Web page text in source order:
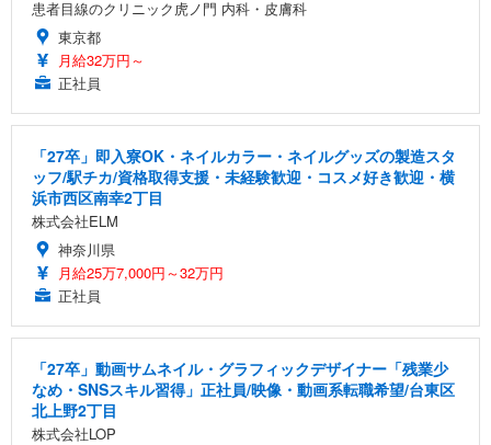
患者目線のクリニック虎ノ門 内科・皮膚科
東京都
月給32万円～
正社員
「27卒」即入寮OK・ネイルカラー・ネイルグッズの製造スタ
ッフ/駅チカ/資格取得支援・未経験歓迎・コスメ好き歓迎・横
浜市西区南幸2丁目
株式会社ELM
神奈川県
月給25万7,000円～32万円
正社員
「27卒」動画サムネイル・グラフィックデザイナー「残業少
なめ・SNSスキル習得」正社員/映像・動画系転職希望/台東区
北上野2丁目
株式会社LOP